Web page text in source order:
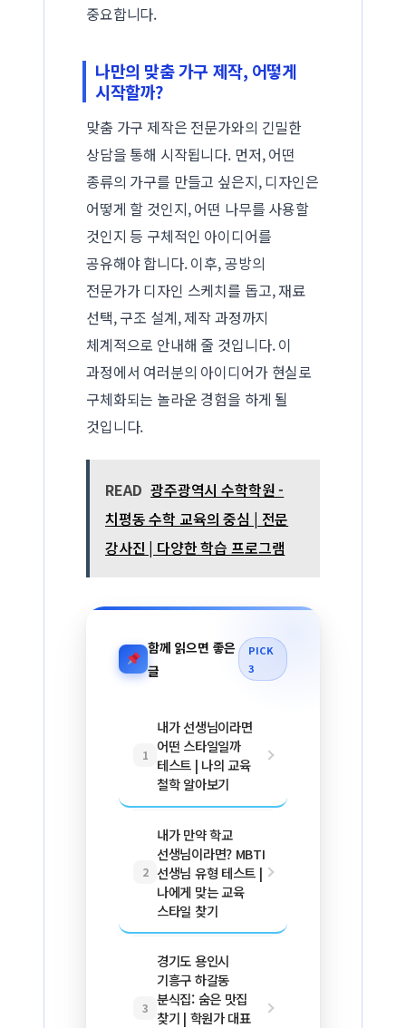
중요합니다.
나만의 맞춤 가구 제작, 어떻게
시작할까?
맞춤 가구 제작은 전문가와의 긴밀한
상담을 통해 시작됩니다. 먼저, 어떤
종류의 가구를 만들고 싶은지, 디자인은
어떻게 할 것인지, 어떤 나무를 사용할
것인지 등 구체적인 아이디어를
공유해야 합니다. 이후, 공방의
전문가가 디자인 스케치를 돕고, 재료
선택, 구조 설계, 제작 과정까지
체계적으로 안내해 줄 것입니다. 이
과정에서 여러분의 아이디어가 현실로
구체화되는 놀라운 경험을 하게 될
것입니다.
READ 광주광역시 수학학원 -
치평동 수학 교육의 중심 | 전문
강사진 | 다양한 학습 프로그램
함께 읽으면 좋은
글
PICK
3
1
내가 선생님이라면
어떤 스타일일까
테스트 | 나의 교육
철학 알아보기
2
내가 만약 학교
선생님이라면? MBTI
선생님 유형 테스트 |
나에게 맞는 교육
스타일 찾기
3
경기도 용인시
기흥구 하갈동
분식집: 숨은 맛집
찾기 | 학원가 대표